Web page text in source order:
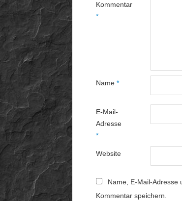
Kommentar
*
Name *
E-Mail-
Adresse
*
Website
Name, E-Mail-Adresse
Kommentar speichern.